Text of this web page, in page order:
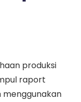
produksi
raport
menggunakan